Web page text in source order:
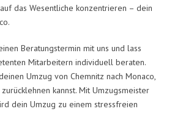
das Wesentliche konzentrieren – dein
Beratungstermin mit uns und lass
Mitarbeitern individuell beraten.
Umzug von Chemnitz nach Monaco,
kannst. Mit Umzugsmeister
dein Umzug zu einem stressfreien